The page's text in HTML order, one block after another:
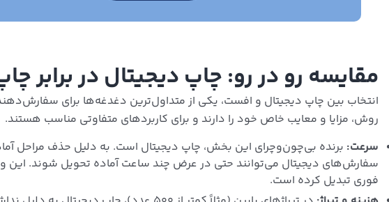
مقایسه رو در رو: چاپ دیجیتال در برابر
انتخاب بین چاپ دیجیتال و افست، یکی از متداول‌ترین دغدغه‌ها برای
روش، مزایا و معایب خاص خود را دارند و برای کاربردهای متفاوتی مناسب هستند.
سرعت: برنده بی‌چون‌وچرای این بخش، چاپ دیجیتال است. به دلیل حذف مراحل
سفارش‌های دیجیتال می‌توانند حتی در عرض چند ساعت آماده تحویل شوند. این
فوری تبدیل کرده است.